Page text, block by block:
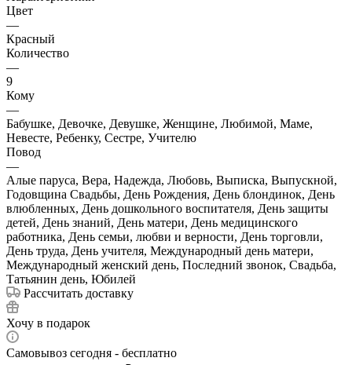
Цвет
—
Красный
Количество
—
9
Кому
—
Бабушке, Девочке, Девушке, Женщине, Любимой, Маме,
Невесте, Ребенку, Сестре, Учителю
Повод
—
Алые паруса, Вера, Надежда, Любовь, Выписка, Выпускной,
Годовщина Свадьбы, День Рождения, День блондинок, День
влюбленных, День дошкольного воспитателя, День защиты
детей, День знаний, День матери, День медицинского
работника, День семьи, любви и верности, День торговли,
День труда, День учителя, Международный день матери,
Международный женский день, Последний звонок, Свадьба,
Татьянин день, Юбилей
Рассчитать доставку
Хочу в подарок
Самовывоз сегодня - бесплатно